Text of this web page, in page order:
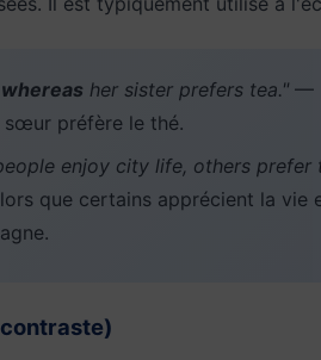
whereas her sister prefers tea." —
sœur préfère le thé.
enjoy city life, others prefer
que certains apprécient la vie